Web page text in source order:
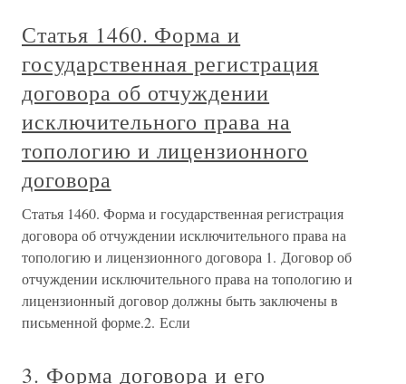
Статья 1460. Форма и
государственная регистрация
договора об отчуждении
исключительного права на
топологию и лицензионного
договора
Статья 1460. Форма и государственная регистрация
договора об отчуждении исключительного права на
топологию и лицензионного договора 1. Договор об
отчуждении исключительного права на топологию и
лицензионный договор должны быть заключены в
письменной форме.2. Если
3. Форма договора и его